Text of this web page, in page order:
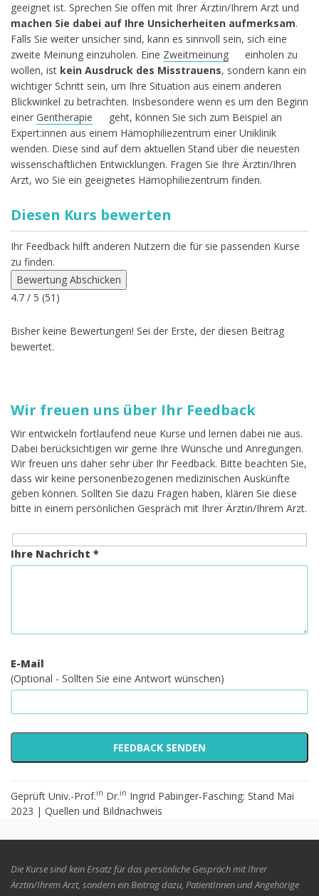
geeignet ist. Sprechen Sie offen mit Ihrer Ärztin/Ihrem Arzt und
machen Sie dabei auf Ihre Unsicherheiten aufmerksam.
Falls Sie weiter unsicher sind, kann es sinnvoll sein, sich eine
zweite Meinung einzuholen. Eine Zweitmeinung
einholen zu
wollen, ist kein Ausdruck des Misstrauens, sondern kann ein
wichtiger Schritt sein, um Ihre Situation aus einem anderen
Blickwinkel zu betrachten. Insbesondere wenn es um den Beginn
einer Gentherapie
geht, können Sie sich zum Beispiel an
Expert:innen aus einem Hämophiliezentrum einer Uniklinik
wenden. Diese sind auf dem aktuellen Stand über die neuesten
wissenschaftlichen Entwicklungen. Fragen Sie Ihre Ärztin/Ihren
Arzt, wo Sie ein geeignetes Hämophiliezentrum finden.
Diesen Kurs bewerten
Ihr Feedback hilft anderen Nutzern die für sie passenden Kurse
zu finden.
Bewertung Abschicken
4.7 / 5 (51 )
Bisher keine Bewertungen! Sei der Erste, der diesen Beitrag
bewertet.
Wir freuen uns über Ihr Feedback
Wir entwickeln fortlaufend neue Kurse und lernen dabei nie aus.
Dabei berücksichtigen wir gerne Ihre Wünsche und Anregungen.
Wir freuen uns daher sehr über Ihr Feedback. Bitte beachten Sie,
dass wir keine personenbezogenen medizinischen Auskünfte
geben können. Sollten Sie dazu Fragen haben, klären Sie diese
bitte in einem persönlichen Gespräch mit Ihrer Ärztin/Ihrem Arzt.
Ihre Nachricht *
E-Mail
(Optional - Sollten Sie eine Antwort wünschen)
Geprüft Univ.-Prof.in Dr.in Ingrid Pabinger-Fasching: Stand Mai
2023 | Quellen und Bildnachweis
Die Kurse sind kein Ersatz für das persönliche Gespräch mit Ihrer
Ärztin/Ihrem Arzt, sondern ein Beitrag dazu, PatientInnen und Angehörige